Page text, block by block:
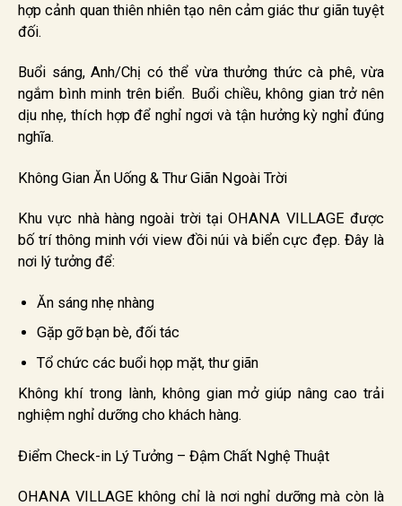
hợp cảnh quan thiên nhiên tạo nên cảm giác thư giãn tuyệt
đối.
Buổi sáng, Anh/Chị có thể vừa thưởng thức cà phê, vừa
ngắm bình minh trên biển. Buổi chiều, không gian trở nên
dịu nhẹ, thích hợp để nghỉ ngơi và tận hưởng kỳ nghỉ đúng
nghĩa.
Không Gian Ăn Uống & Thư Giãn Ngoài Trời
Khu vực nhà hàng ngoài trời tại OHANA VILLAGE được
bố trí thông minh với view đồi núi và biển cực đẹp. Đây là
nơi lý tưởng để:
Ăn sáng nhẹ nhàng
Gặp gỡ bạn bè, đối tác
Tổ chức các buổi họp mặt, thư giãn
Không khí trong lành, không gian mở giúp nâng cao trải
nghiệm nghỉ dưỡng cho khách hàng.
Điểm Check-in Lý Tưởng – Đậm Chất Nghệ Thuật
OHANA VILLAGE không chỉ là nơi nghỉ dưỡng mà còn là